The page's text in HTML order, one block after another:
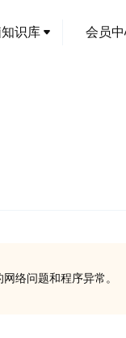
识库 会员
络问题和程序异常。